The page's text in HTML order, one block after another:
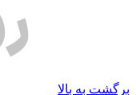
برگشت به بالا